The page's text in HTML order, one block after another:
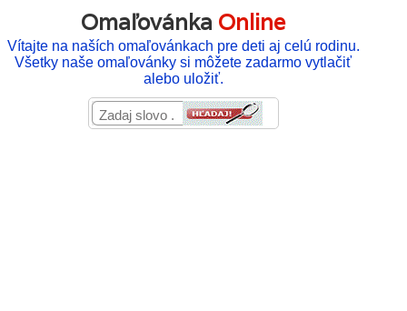
Omaľovánka Online
Vítajte na naších omaľovánkach pre deti aj celú rodinu.
Všetky naše omaľovánky si môžete zadarmo vytlačiť
alebo uložiť.